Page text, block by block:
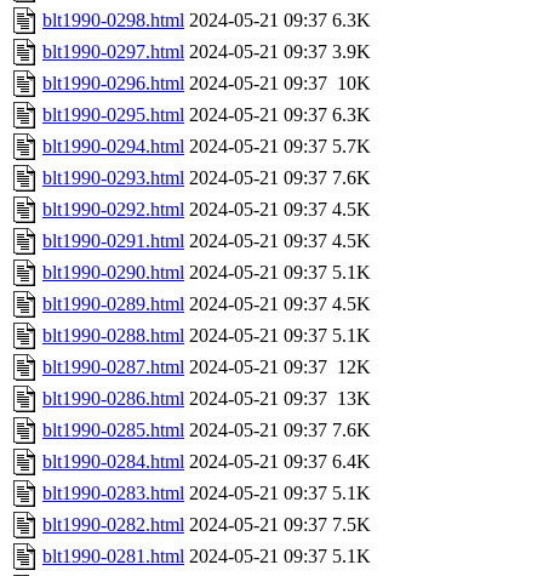
blt1990-0298.html 2024-05-21 09:37 6.3K
blt1990-0297.html 2024-05-21 09:37 3.9K
blt1990-0296.html 2024-05-21 09:37 10K
blt1990-0295.html 2024-05-21 09:37 6.3K
blt1990-0294.html 2024-05-21 09:37 5.7K
blt1990-0293.html 2024-05-21 09:37 7.6K
blt1990-0292.html 2024-05-21 09:37 4.5K
blt1990-0291.html 2024-05-21 09:37 4.5K
blt1990-0290.html 2024-05-21 09:37 5.1K
blt1990-0289.html 2024-05-21 09:37 4.5K
blt1990-0288.html 2024-05-21 09:37 5.1K
blt1990-0287.html 2024-05-21 09:37 12K
blt1990-0286.html 2024-05-21 09:37 13K
blt1990-0285.html 2024-05-21 09:37 7.6K
blt1990-0284.html 2024-05-21 09:37 6.4K
blt1990-0283.html 2024-05-21 09:37 5.1K
blt1990-0282.html 2024-05-21 09:37 7.5K
blt1990-0281.html 2024-05-21 09:37 5.1K